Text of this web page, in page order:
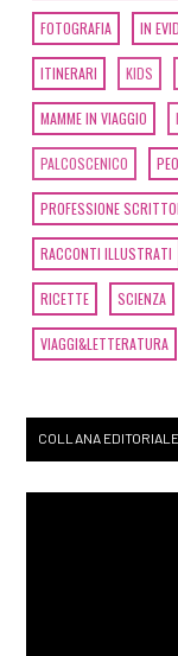
FOTOGRAFIA IN
ITINERARI KIDS
MAMME IN VIAGGIO
PALCOSCENICO
PROFESSIONE
RACCONTI ILLUSTRATI
RICETTE SCIENZA
VIAGGI&LETTERATURA
COLLANA EDITORIALE